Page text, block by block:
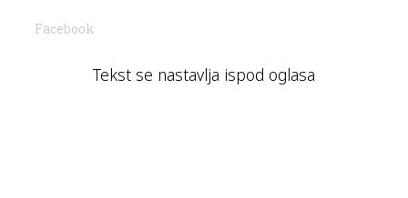
Facebook
Tekst se nastavlja ispod oglasa